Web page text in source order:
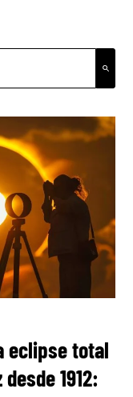
eclipse total
1912: